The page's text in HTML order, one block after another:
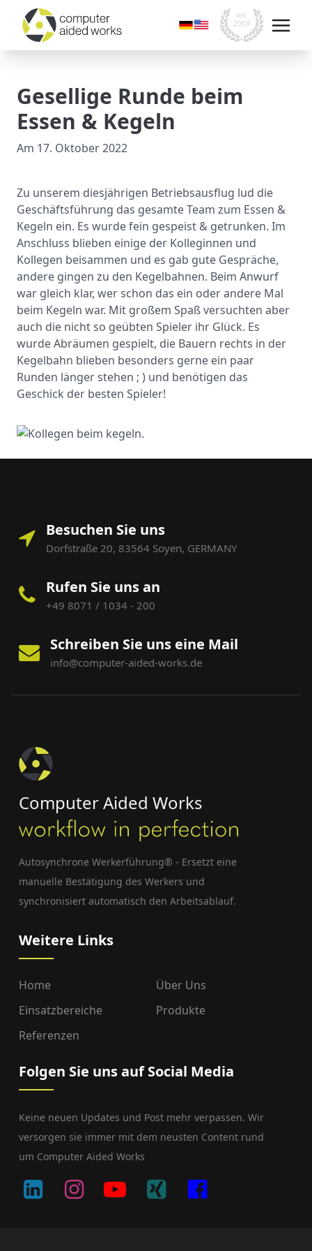
Gesellige Runde beim
Essen & Kegeln
Am 17. Oktober 2022
Zu unserem diesjährigen Betriebsausflug lud die
Geschäftsführung das gesamte Team zum Essen &
Kegeln ein. Es wurde fein gespeist & getrunken. Im
Anschluss blieben einige der Kolleginnen und
Kollegen beisammen und es gab gute Gespräche,
andere gingen zu den Kegelbahnen. Beim Anwurf
war gleich klar, wer schon das ein oder andere Mal
beim Kegeln war. Mit großem Spaß versuchten aber
auch die nicht so geübten Spieler ihr Glück. Es
wurde Abräumen gespielt, die Bauern rechts in der
Kegelbahn blieben besonders gerne ein paar
Runden länger stehen ; ) und benötigen das
Geschick der besten Spieler!
Besuchen Sie uns
Dorfstraße 20, 83564 Soyen, GERMANY
Rufen Sie uns an
+49 8071 / 1034 - 200
Schreiben Sie uns eine Mail
info@computer-aided-works.de
Computer Aided Works
Autosynchrone Werkerführung® - Ersetzt eine
manuelle Bestätigung des Werkers und
synchronisiert automatisch den Arbeitsablauf.
Weitere Links
Home
Über Uns
Einsatzbereiche
Produkte
Referenzen
Folgen Sie uns auf Social Media
Keine neuen Updates und Post mehr verpassen. Wir
versorgen sie immer mit dem neusten Content rund
um Computer Aided Works